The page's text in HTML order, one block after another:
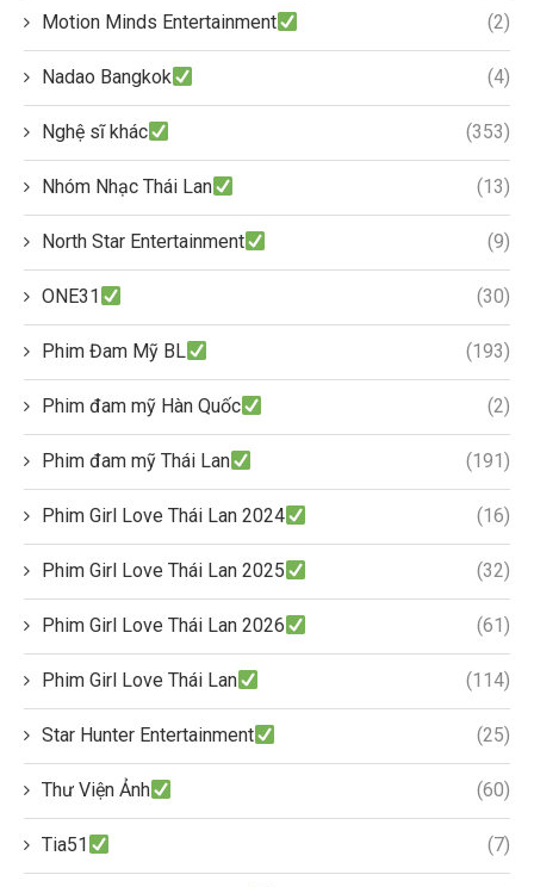
Motion Minds Entertainment (2)
Nadao Bangkok (4)
Nghệ sĩ khác (353)
Nhóm Nhạc Thái Lan (13)
North Star Entertainment (9)
ONE31 (30)
Phim Đam Mỹ BL (193)
Phim đam mỹ Hàn Quốc (2)
Phim đam mỹ Thái Lan (191)
Phim Girl Love Thái Lan 2024 (16)
Phim Girl Love Thái Lan 2025 (32)
Phim Girl Love Thái Lan 2026 (61)
Phim Girl Love Thái Lan (114)
Star Hunter Entertainment (25)
Thư Viện Ảnh (60)
Tia51 (7)